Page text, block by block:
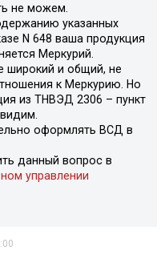
не можем.
указанных
N 648 ваша продукция
Меркурий.
широкий и общий, не
к Меркурию. Но
из ТНВЭД 2306 – пункт
оформлять ВСД в
данный вопрос в
управлении